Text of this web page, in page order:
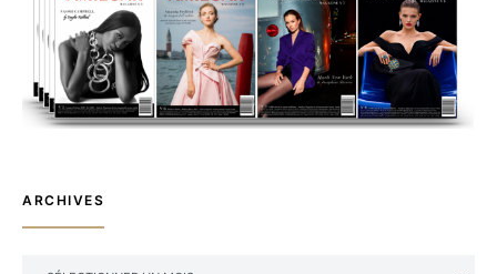
ARCHIVES